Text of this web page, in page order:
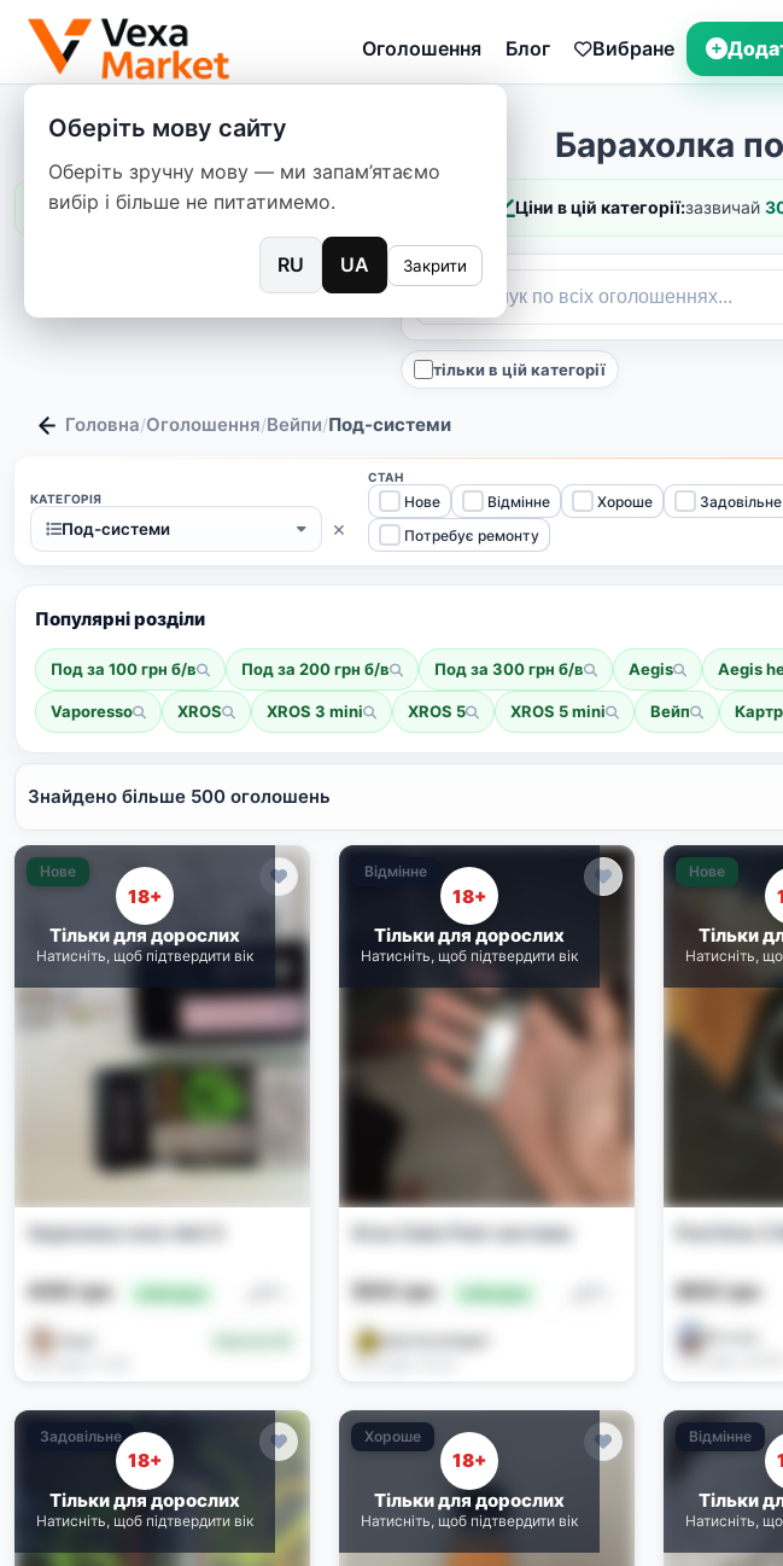
Оголошення Блог Вибране
Оберіть мову сайту
Оберіть зручну мову — ми запам’ятаємо
вибір і більше не питатимемо.
RU UA Закрити
Барахолка
Ціни в цій категорії:зазвичай
тільки в цій категорії
Головна/Оголошення/Вейпи/Под-системи
КАТЕГОРІЯ
Под-системи ×
СТАН
Нове Відмінне Хороше
Задовільне
Потребує ремонту
Популярні розділи
Под за 100 грн б/в Под за 200 грн б/в Под за 300 грн б/в Aegis Aegis
Vaporesso XROS XROS 3 mini XROS 5 XROS 5 mini Вейп
Знайдено більше 500 оголошень
Нове
18+
Тільки для дорослих
Натисніть, щоб підтвердити вік
Vaporesso xros mini 5
400 грн 🔥 Вигідно
Сьогодні, 11:30
Відмінне
18+
Тільки для дорослих
Натисніть, щоб підтвердити вік
Xros Cube Pod-система
500 грн 🔥 Вигідно
𝙟𝙤𝙧𝙟 #𝙖𝙫𝙚𝙣𝙜𝙚𝙧
Сьогодні, 10:25
Нове
Тільки
Натисніть,
Pod Xros 5
600 грн
Eva.sex
Сьогодні, 00:58
Задовільне
18+
Тільки для дорослих
Натисніть, щоб підтвердити вік
Хороше
18+
Тільки для дорослих
Натисніть, щоб підтвердити вік
Відмінне
Тільки
Натисніть,